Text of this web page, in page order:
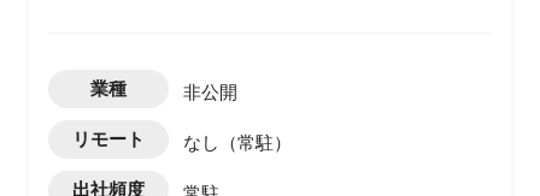
業種 非公開
リモート なし（常駐）
出社頻度